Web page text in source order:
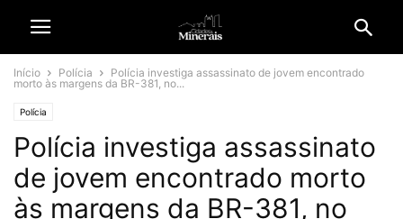
Início Polícia
Polícia investiga assassinato de jovem encontrado
morto às margens da BR-381, no...
Polícia
Polícia investiga assassinato
de jovem encontrado morto
às margens da BR-381, no